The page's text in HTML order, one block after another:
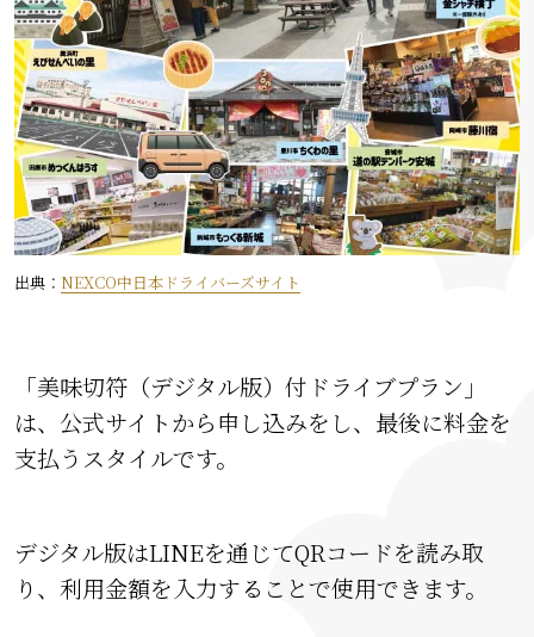
出典： NEXCO中日本ドライバーズサイト
「美味切符（デジタル版）付ドライブプラン」
は、公式サイトから申し込みをし、最後に料金を
支払うスタイルです。
デジタル版はLINEを通じてQRコードを読み取
り、利用金額を入力することで使用できます。